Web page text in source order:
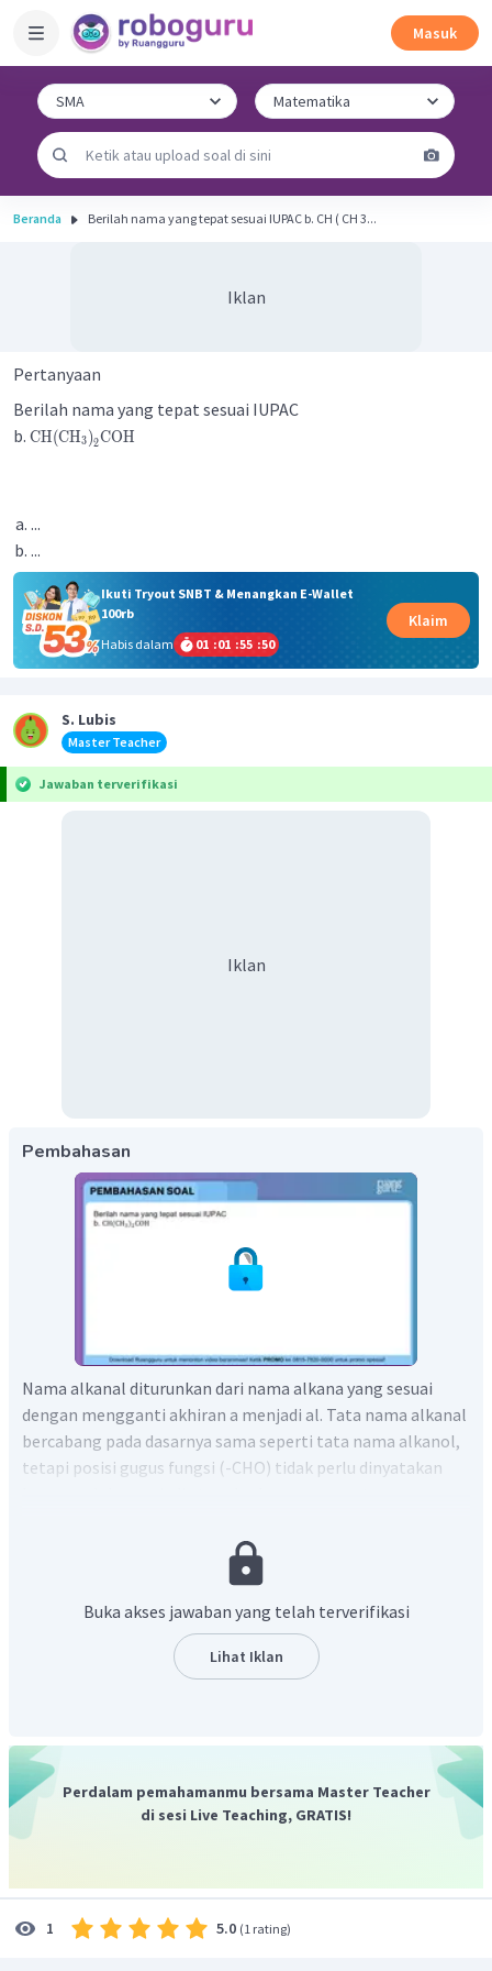
Masuk
Beranda Berilah nama yang tepat sesuai IUPAC b. CH ( CH 3...
Iklan
Pertanyaan
Berilah nama yang tepat sesuai IUPAC
b. CH(CH3)2COH
...
...
Ikuti Tryout SNBT & Menangkan E-Wallet
100rb
Habis dalam
01 :01 :55 :50
Klaim
S. Lubis
Master Teacher
Jawaban terverifikasi
Iklan
Pembahasan
Nama alkanal diturunkan dari nama alkana yang sesuai
dengan mengganti akhiran a menjadi al. Tata nama alkanal
bercabang pada dasarnya sama seperti tata nama alkanol,
tetapi posisi gugus fungsi (-CHO) tidak perlu dinyatakan
Maka, namanya adalah: 2-metil propanal
Buka akses jawaban yang telah terverifikasi
Lihat Iklan
Perdalam pemahamanmu bersama Master Teacher
di sesi Live Teaching, GRATIS!
1 5.0 (1 rating)